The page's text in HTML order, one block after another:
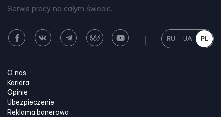
Serwis pracy na całym świecie.
RU UA PL
O nas
Kariera
Opinie
Ubezpieczenie
Reklama banerowa